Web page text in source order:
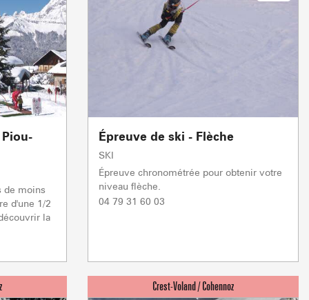
À LA FERME
Remontées mécaniques 5/5
Remontées mécaniques 1/1
Remontées mécaniques 1/1
Remontées mécaniques 0/1
de moins
d'une 1/2
la
Épreuve de ski - Flèche
SKI
Épreuve chronométrée pour obtenir votre
niveau flèche.
04 79 31 60 03